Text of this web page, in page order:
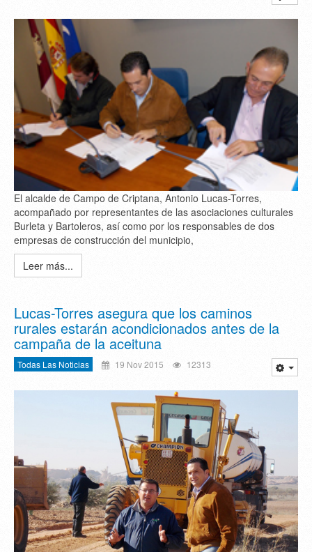
El alcalde de Campo de Criptana, Antonio Lucas-Torres,
acompañado por representantes de las asociaciones culturales
Burleta y Bartoleros, así como por los responsables de dos
empresas de construcción del municipio,
Leer más...
Lucas-Torres asegura que los caminos
rurales estarán acondicionados antes de la
campaña de la aceituna
Todas Las Noticias 19 Nov 2015 12313